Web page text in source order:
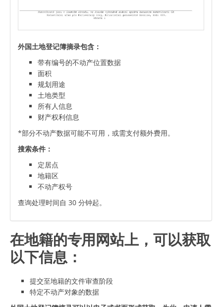
外国土地登记簿摘录包含：
带有编号的不动产位置数据
面积
规划用途
土地类型
所有人信息
财产权利信息
*部分不动产数据可能不可用，或需支付额外费用。
搜索条件：
定居点
地籍区
不动产权号
查询处理时间自 30 分钟起。
在地籍的专用网站上，可以获取
以下信息：
提交至地籍的文件审查阶段
特定不动产对象的数据